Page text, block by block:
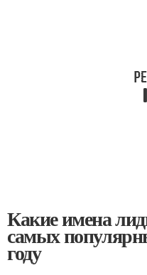
Какие имена
самых
году